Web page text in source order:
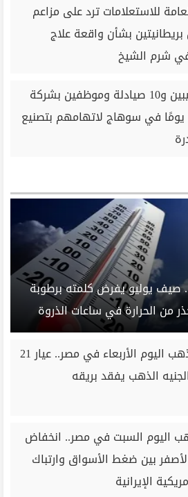
للاستعلامات ترد على مزاعم
بشأن واقعة علاج
شرم الشيخ
حبس طبيبين و10 صيادلة وموظفين بشركة
أدوية 15 يومًا في سوهاج لاتهامهم بتصنيع
يوليو يفرض كلمته برطوبة
من الحرارة في ساعات الذروة
أسعار الذهب اليوم الأربعاء في مصر.. عيار 21
الذهب يفقد بريقه
اليوم السبت في مصر.. انخفاض
بين ضغط الأسواق وارتباك
الإيرانية